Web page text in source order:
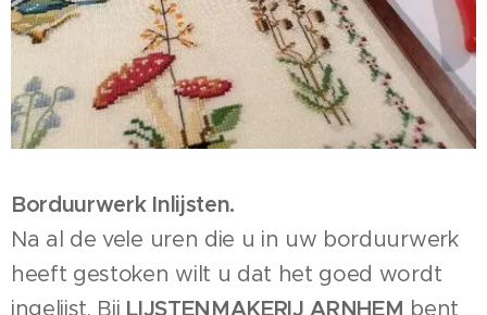
Borduurwerk Inlijsten.
Na al de vele uren die u in uw borduurwerk
heeft gestoken wilt u dat het goed wordt
ingelijst. Bij LIJSTENMAKERIJ ARNHEM bent